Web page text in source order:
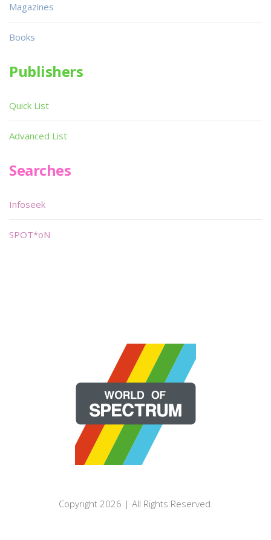
Magazines
Books
Publishers
Quick List
Advanced List
Searches
Infoseek
SPOT*oN
Copyright 2026 | All Rights Reserved.